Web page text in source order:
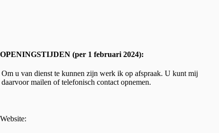
OPENINGSTIJDEN (per 1 februari 2024):
Om u van dienst te kunnen zijn werk ik op afspraak. U kunt mij
daarvoor mailen of telefonisch contact opnemen.
Website: